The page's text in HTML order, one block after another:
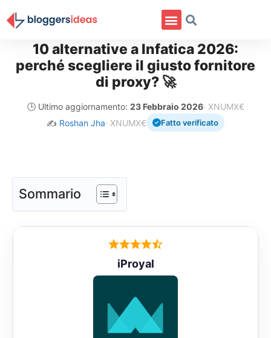
10 alternative a Infatica 2026:
perché scegliere il giusto fornitore
di proxy? 🚀
🕒 Ultimo aggiornamento: 23 Febbraio 2026· XNUMX€
✍️ Roshan Jha· XNUMX€ Fatto verificato
Sommario
iProyal